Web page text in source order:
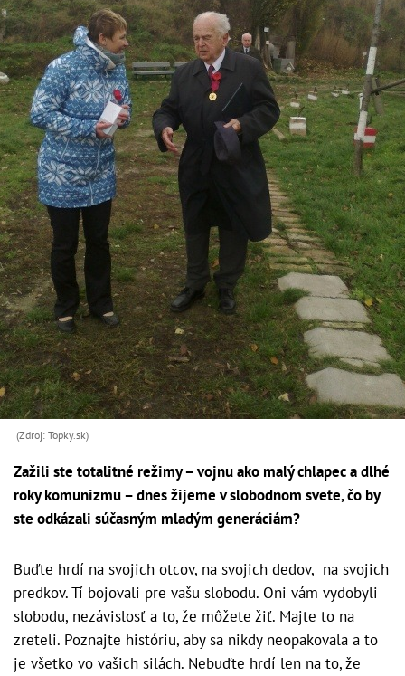
(Zdroj: Topky.sk)
Zažili ste totalitné režimy – vojnu ako malý chlapec a dlhé
roky komunizmu – dnes žijeme v slobodnom svete, čo by
ste odkázali súčasným mladým generáciám?
Buďte hrdí na svojich otcov, na svojich dedov, na svojich
predkov. Tí bojovali pre vašu slobodu. Oni vám vydobyli
slobodu, nezávislosť a to, že môžete žiť. Majte to na
zreteli. Poznajte históriu, aby sa nikdy neopakovala a to
je všetko vo vašich silách. Nebuďte hrdí len na to, že